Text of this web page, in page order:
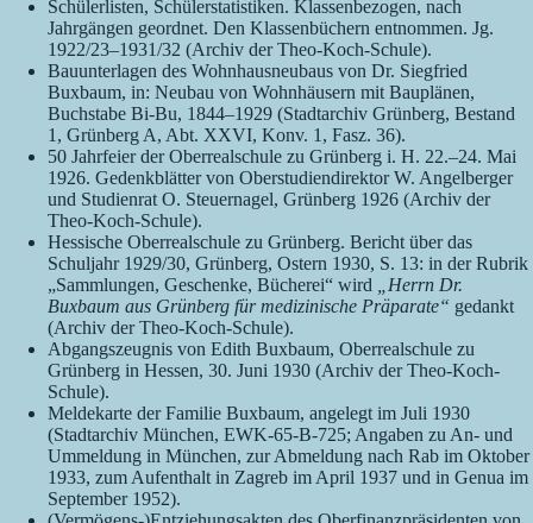
Schülerlisten, Schülerstatistiken. Klassenbezogen, nach
Jahrgängen geordnet. Den Klassenbüchern entnommen. Jg.
1922/23–1931/32 (Archiv der Theo-Koch-Schule).
Bauunterlagen des Wohnhausneubaus von Dr. Siegfried
Buxbaum, in: Neubau von Wohnhäusern mit Bauplänen,
Buchstabe Bi-Bu, 1844–1929 (Stadtarchiv Grünberg, Bestand
1, Grünberg A, Abt. XXVI, Konv. 1, Fasz. 36).
50 Jahrfeier der Oberrealschule zu Grünberg i. H. 22.–24. Mai
1926. Gedenkblätter von Oberstudiendirektor W. Angelberger
und Studienrat O. Steuernagel, Grünberg 1926 (Archiv der
Theo-Koch-Schule).
Hessische Oberrealschule zu Grünberg. Bericht über das
Schuljahr 1929/30, Grünberg, Ostern 1930, S. 13: in der Rubrik
„Sammlungen, Geschenke, Bücherei“ wird
„Herrn Dr.
Buxbaum aus Grünberg für medizinische Präparate“ gedankt
(Archiv der Theo-Koch-Schule).
Abgangszeugnis von Edith Buxbaum, Oberrealschule zu
Grünberg in Hessen, 30. Juni 1930 (Archiv der Theo-Koch-
Schule).
Meldekarte der Familie Buxbaum, angelegt im Juli 1930
(Stadtarchiv München, EWK-65-B-725; Angaben zu An- und
Ummeldung in München, zur Abmeldung nach Rab im Oktober
1933, zum Aufenthalt in Zagreb im April 1937 und in Genua im
September 1952).